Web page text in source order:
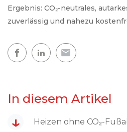
Ergebnis: CO₂-neutrales,
zuverlässig und nahezu
In diesem Artikel
↓ Heizen ohne CO₂-